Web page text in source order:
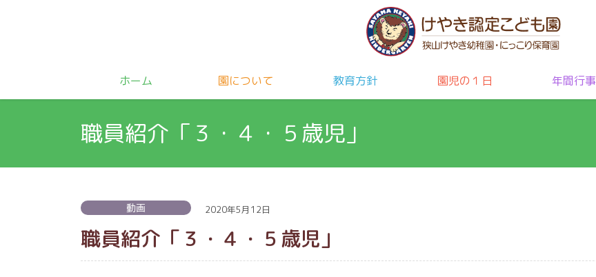
ホーム 園について 教育方針 園児の１日 年間行事
職員紹介「３・４・５歳児」
動画 2020年5月12日
職員紹介「３・４・５歳児」